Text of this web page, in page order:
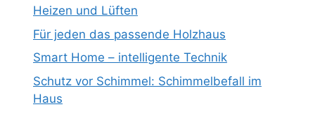
Heizen und Lüften
Für jeden das passende Holzhaus
Smart Home – intelligente Technik
Schutz vor Schimmel: Schimmelbefall im
Haus